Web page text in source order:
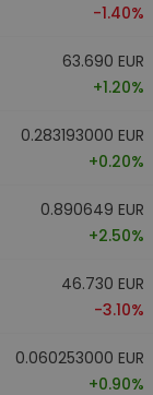
-1.40%
63.690 EUR
+1.20%
0.283193000 EUR
+0.20%
0.890649 EUR
+2.50%
46.730 EUR
-3.10%
0.060253000 EUR
+0.90%